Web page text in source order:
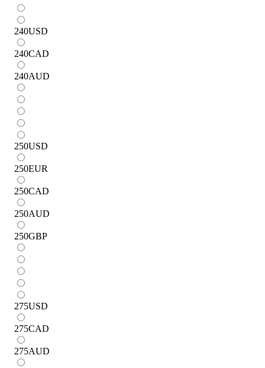
240USD
240CAD
240AUD
250USD
250EUR
250CAD
250AUD
250GBP
275USD
275CAD
275AUD